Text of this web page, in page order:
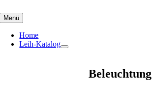
to
content
Menü
Home
Leih-Katalog
Beleuchtung